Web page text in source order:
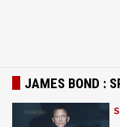
JAMES BOND :